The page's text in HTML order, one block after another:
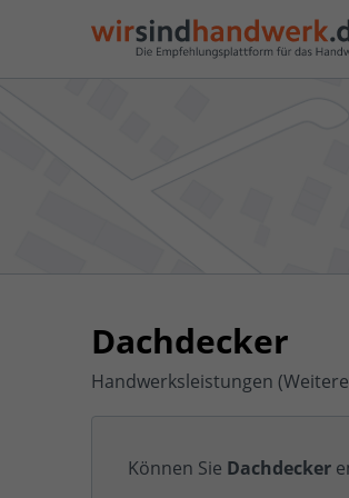
Dachdecker
Handwerksleistungen
Können Sie Dachdecker